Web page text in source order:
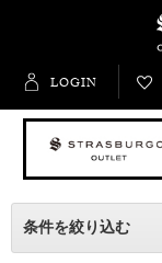
LOGIN
条件を絞り込む